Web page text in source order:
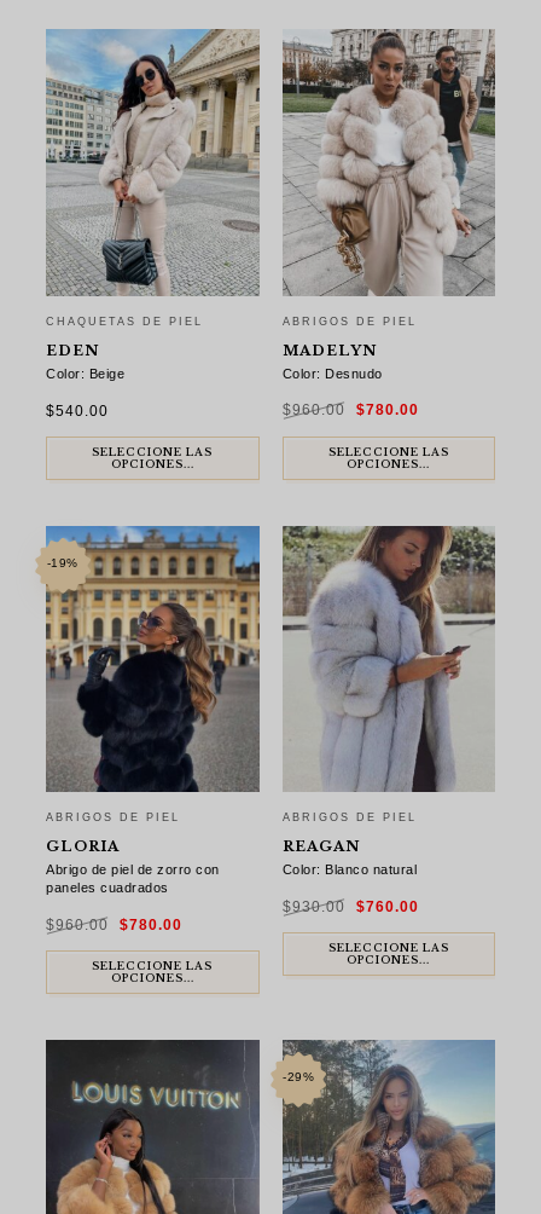
CHAQUETAS DE PIEL
EDEN
Color: Beige
$540.00
SELECCIONE LAS
OPCIONES...
ABRIGOS DE PIEL
MADELYN
Color: Desnudo
$960.00
El
precio
era:
$960.00.
$780.00precio
es:
$780.00.
SELECCIONE LAS
OPCIONES...
-19%
ABRIGOS DE PIEL
GLORIA
Abrigo de piel de zorro con
paneles cuadrados
$960.00
El
precio
era:
$960.00.
$780.00
es:
$780.00.
SELECCIONE LAS
OPCIONES...
ABRIGOS DE PIEL
REAGAN
Color: Blanco natural
$930.00
El
precio
era:
$930.00.
$760.00precio
es:
$760.00.
SELECCIONE LAS
OPCIONES...
-29%